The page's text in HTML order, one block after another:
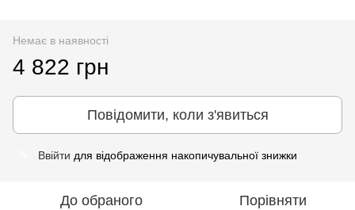
Немає в наявності
4 822 грн
Повідомити, коли з'явиться
Ввійти для відображення накопичувальної знижки
До обраного Порівняти